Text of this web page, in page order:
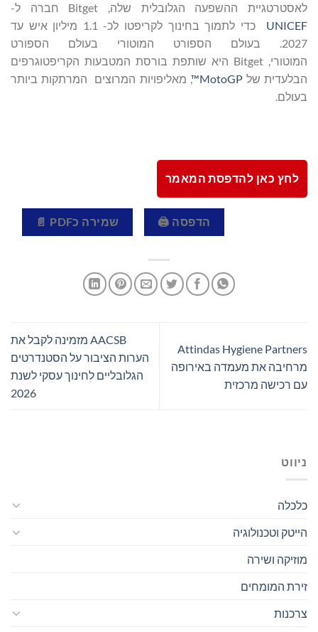
לאסטרטגיית ההשפעה הגלובלית שלה, Bitget חברה ל-
UNICEF
כדי לתמוך בחינוך לקריפטו לכ- 1.1 מיליון איש עד
2027. בעולם הספורט המוטורי בעולם הספורט
המוטורי, Bitget היא שותפת בורסת המטבעות הקריפטוגרפים
הבלעדית שלMotoGP™
, מאליפויות המרוצים המרתקות ביותר
בעולם.
לחץ כאן להדפסת המאמר
הדפסה 🖨 שמירה כPDF 📄
Attindas Hygiene Partners
מרחיבה את מעמדה באירופה
עם רכישה מרכזית
AACSB מזמינה לקבל את
הערות הציבור על הסטנדרטים
הגלובליים לחינוך עסקי לשנת
2026
ניווט
כלכלה
הייטק וטכנולוגיה
מוזיקה ושירה
זירת המומחים
צרכנות